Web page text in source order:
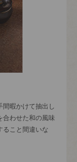
間暇かけて抽出し
合わせた和の風味
ること間違いな